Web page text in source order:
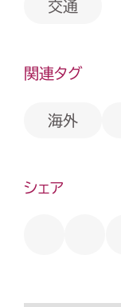
交通
関連タグ
海外
シェア